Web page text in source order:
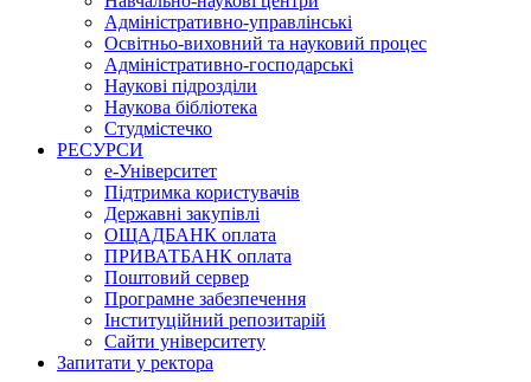
Адміністративно-управлінські
Освітньо-виховний та науковий процес
Адміністративно-господарські
Наукові підрозділи
Наукова бібліотека
Студмістечко
РЕСУРСИ
е-Університет
Підтримка користувачів
Державні закупівлі
ОЩАДБАНК оплата
ПРИВАТБАНК оплата
Поштовий сервер
Програмне забезпечення
Інституційний репозитарій
Сайти університету
Запитати у ректора